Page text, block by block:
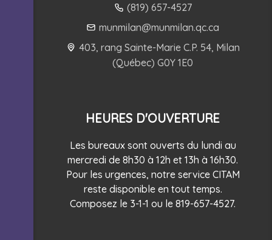
(819) 657-4527
munmilan@munmilan.qc.ca
403, rang Sainte-Marie C.P. 54, Milan
(Québec) G0Y 1E0
HEURES D'OUVERTURE
Les bureaux sont ouverts du lundi au
mercredi de 8h30 à 12h et 13h à 16h30.
Pour les urgences, notre service CITAM
reste disponible en tout temps.
Composez le 3-1-1 ou le 819-657-4527.